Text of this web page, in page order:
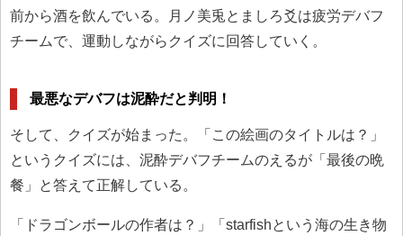
前から酒を飲んでいる。月ノ美兎とましろ爻は疲労デバフ
チームで、運動しながらクイズに回答していく。
最悪なデバフは泥酔だと判明！
そして、クイズが始まった。「この絵画のタイトルは？」
というクイズには、泥酔デバフチームのえるが「最後の晩
餐」と答えて正解している。
「ドラゴンボールの作者は？」「starfishという海の生き物